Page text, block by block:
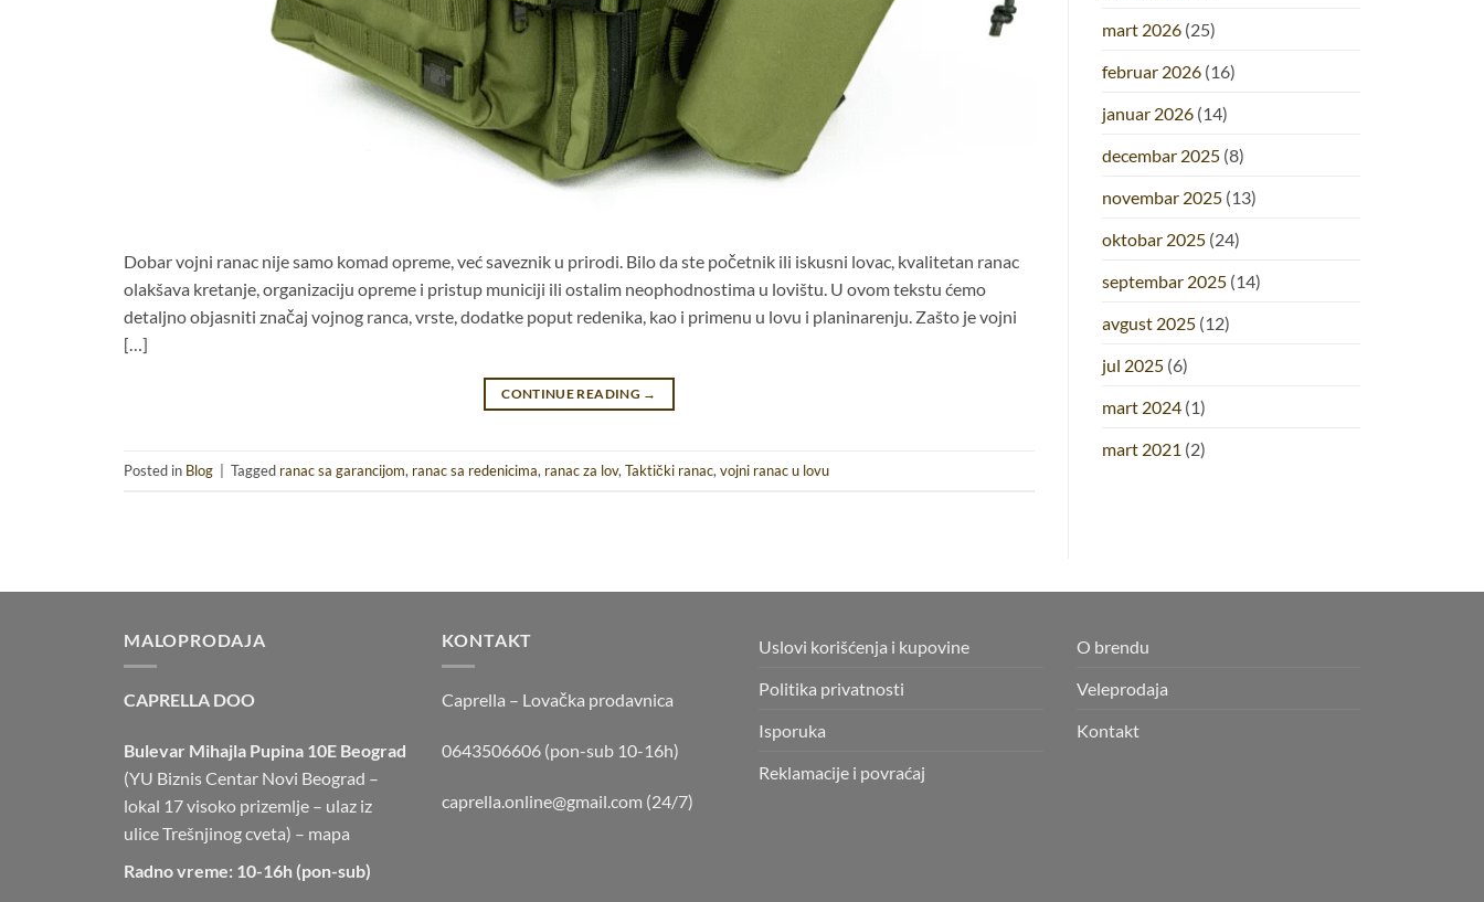
Dobar vojni ranac nije samo komad opreme, već saveznik u prirodi. Bilo da ste početnik ili iskusni lovac, kvalitetan ranac
olakšava kretanje, organizaciju opreme i pristup municiji ili ostalim neophodnostima u lovištu. U ovom tekstu ćemo
detaljno objasniti značaj vojnog ranca, vrste, dodatke poput redenika, kao i primenu u lovu i planinarenju. Zašto je vojni
[…]
CONTINUE READING →
Posted in Blog Tagged ranac sa garancijom, ranac sa redenicima, ranac za lov, Taktički ranac, vojni ranac u lovu
mart 2026 (25)
februar 2026 (16)
januar 2026 (14)
decembar 2025 (8)
novembar 2025 (13)
oktobar 2025 (24)
septembar 2025 (14)
avgust 2025 (12)
jul 2025 (6)
mart 2024 (1)
mart 2021 (2)
MALOPRODAJA
CAPRELLA DOO
Bulevar Mihajla Pupina 10E Beograd
(YU Biznis Centar Novi Beograd –
lokal 17 visoko prizemlje – ulaz iz
ulice Trešnjinog cveta) – mapa
Radno vreme: 10-16h (pon-sub)
KONTAKT
Caprella – Lovačka prodavnica
0643506606 (pon-sub 10-16h)
caprella.online@gmail.com (24/7)
Uslovi korišćenja i kupovine
Politika privatnosti
Isporuka
Reklamacije i povraćaj
O brendu
Veleprodaja
Kontakt